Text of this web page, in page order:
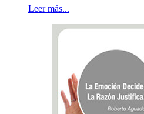
Leer más...